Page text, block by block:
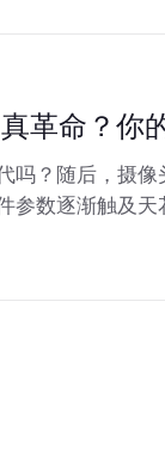
革命？你
吗？随后，摄
参数逐渐触及
“AI手机元年